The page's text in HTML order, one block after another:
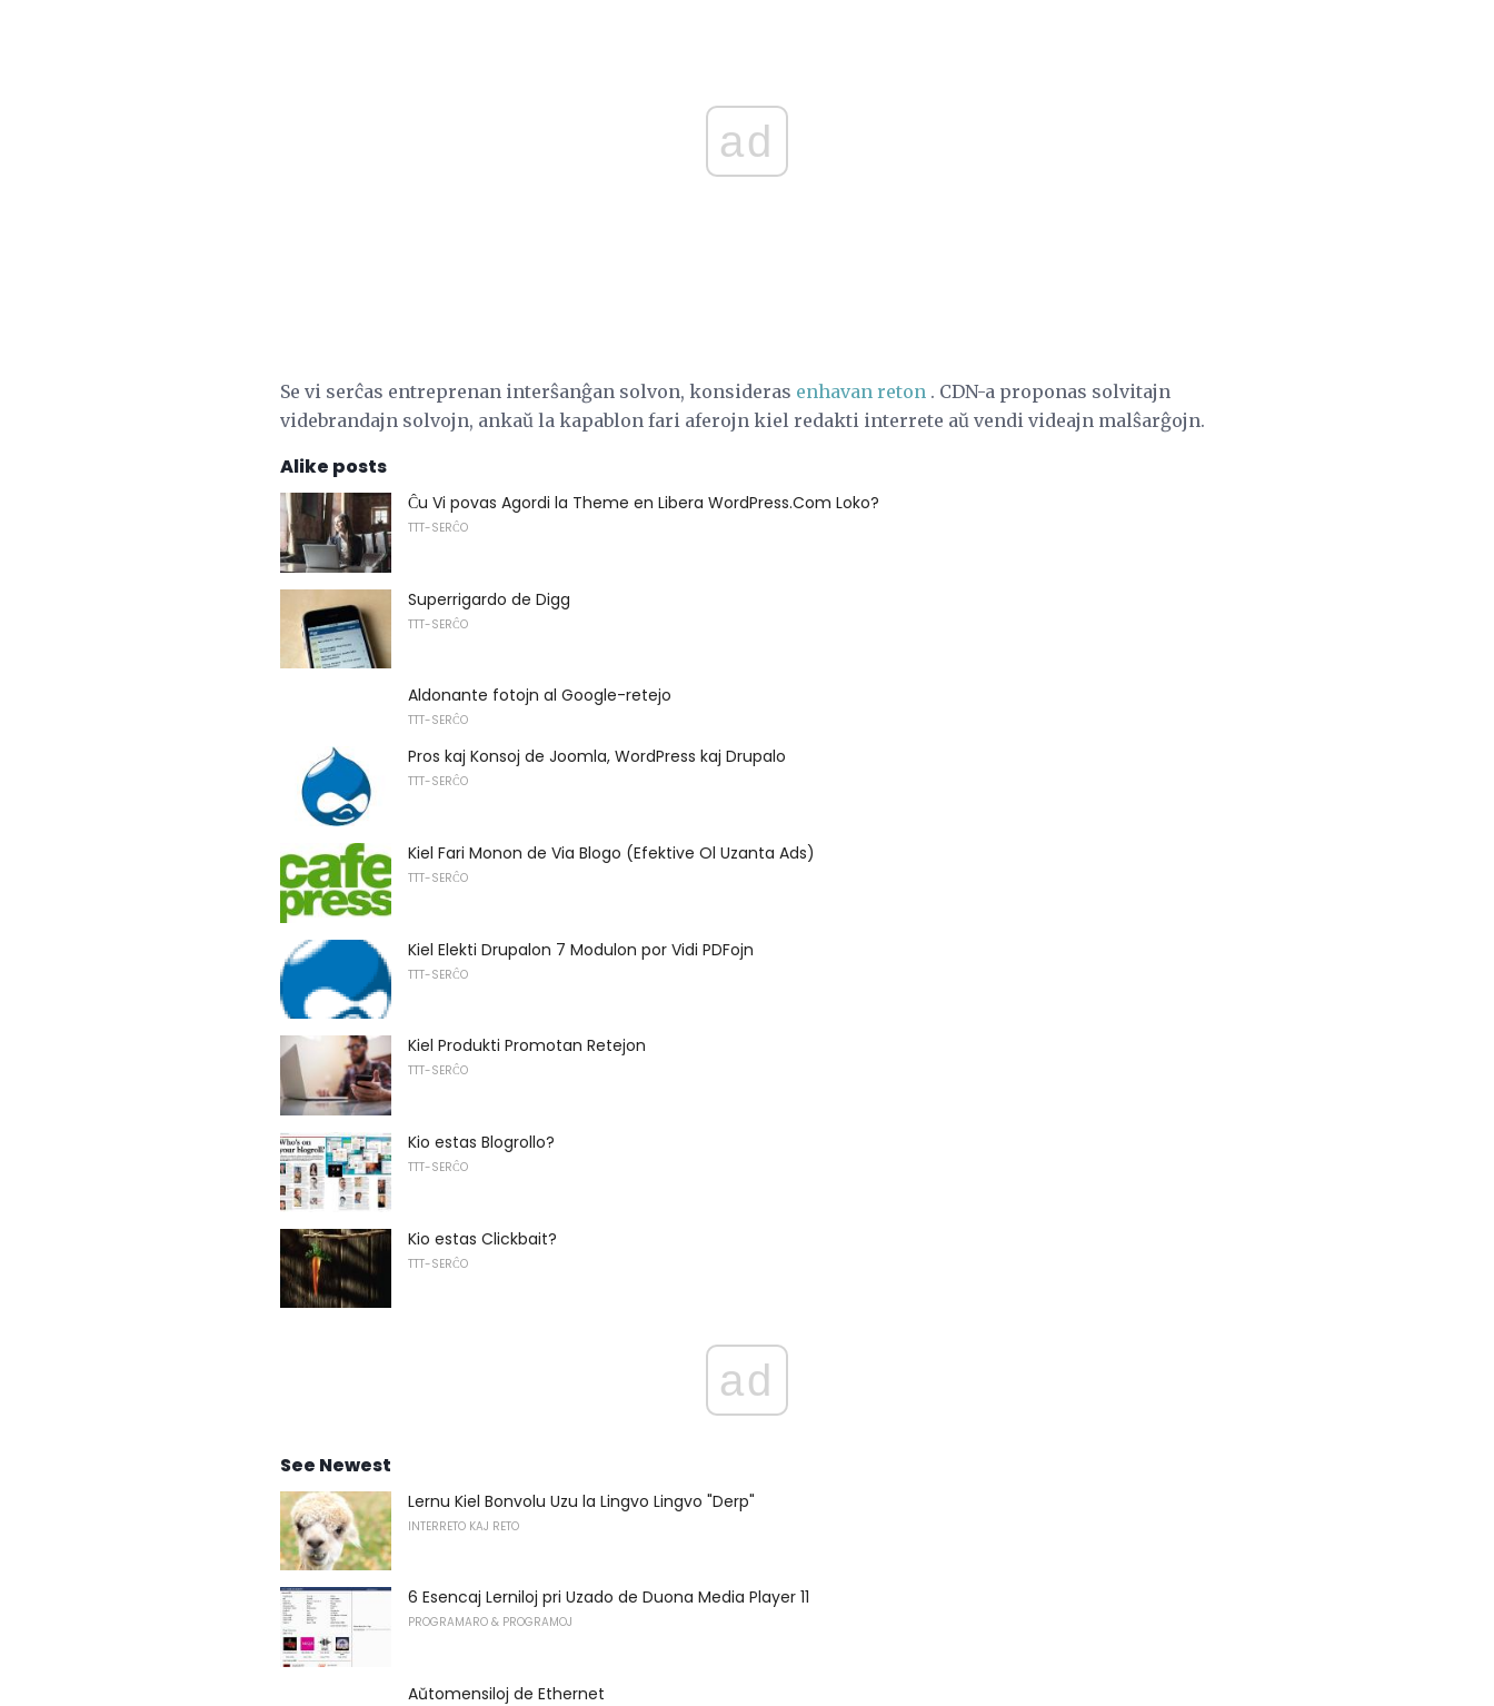
ad
Se vi serĉas entreprenan interŝanĝan solvon, konsideras enhavan reton . CDN-a proponas solvitajn
videbrandajn solvojn, ankaŭ la kapablon fari aferojn kiel redakti interrete aŭ vendi videajn malŝarĝojn.
Alike posts
Ĉu Vi povas Agordi la Theme en Libera WordPress.Com Loko?
TTT-SERĈO
Superrigardo de Digg
TTT-SERĈO
Aldonante fotojn al Google-retejo
TTT-SERĈO
Pros kaj Konsoj de Joomla, WordPress kaj Drupalo
TTT-SERĈO
Kiel Fari Monon de Via Blogo (Efektive Ol Uzanta Ads)
TTT-SERĈO
Kiel Elekti Drupalon 7 Modulon por Vidi PDFojn
TTT-SERĈO
Kiel Produkti Promotan Retejon
TTT-SERĈO
Kio estas Blogrollo?
TTT-SERĈO
Kio estas Clickbait?
TTT-SERĈO
ad
See Newest
Lernu Kiel Bonvolu Uzu la Lingvo Lingvo "Derp"
INTERRETO KAJ RETO
6 Esencaj Lerniloj pri Uzado de Duona Media Player 11
PROGRAMARO & PROGRAMOJ
Aŭtomensiloj de Ethernet